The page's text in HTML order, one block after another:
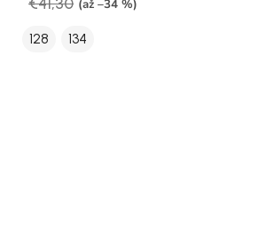
(až –34 %)
128 134